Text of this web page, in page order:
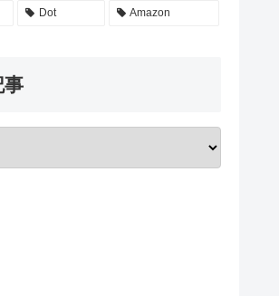
Dot Amazon
事